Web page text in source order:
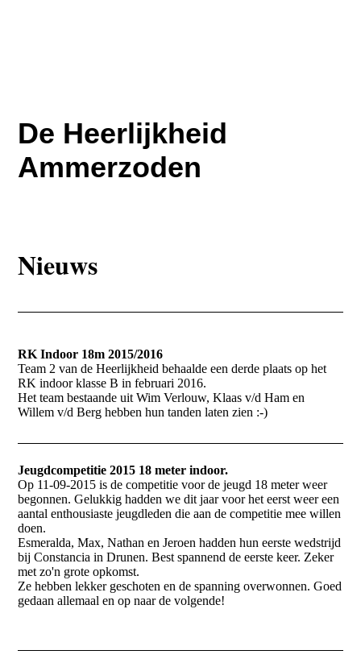
De Heerlijkheid
Ammerzoden
Nieuws
RK Indoor 18m 2015/2016
Team 2 van de Heerlijkheid behaalde een derde plaats op het
RK indoor klasse B in februari 2016.
Het team bestaande uit Wim Verlouw, Klaas v/d Ham en
Willem v/d Berg hebben hun tanden laten zien :-)
Jeugdcompetitie 2015 18 meter indoor.
Op 11-09-2015 is de competitie voor de jeugd 18 meter weer
begonnen. Gelukkig hadden we dit jaar voor het eerst weer een
aantal enthousiaste jeugdleden die aan de competitie mee willen
doen.
Esmeralda, Max, Nathan en Jeroen hadden hun eerste wedstrijd
bij Constancia in Drunen. Best spannend de eerste keer. Zeker
met zo'n grote opkomst.
Ze hebben lekker geschoten en de spanning overwonnen. Goed
gedaan allemaal en op naar de volgende!